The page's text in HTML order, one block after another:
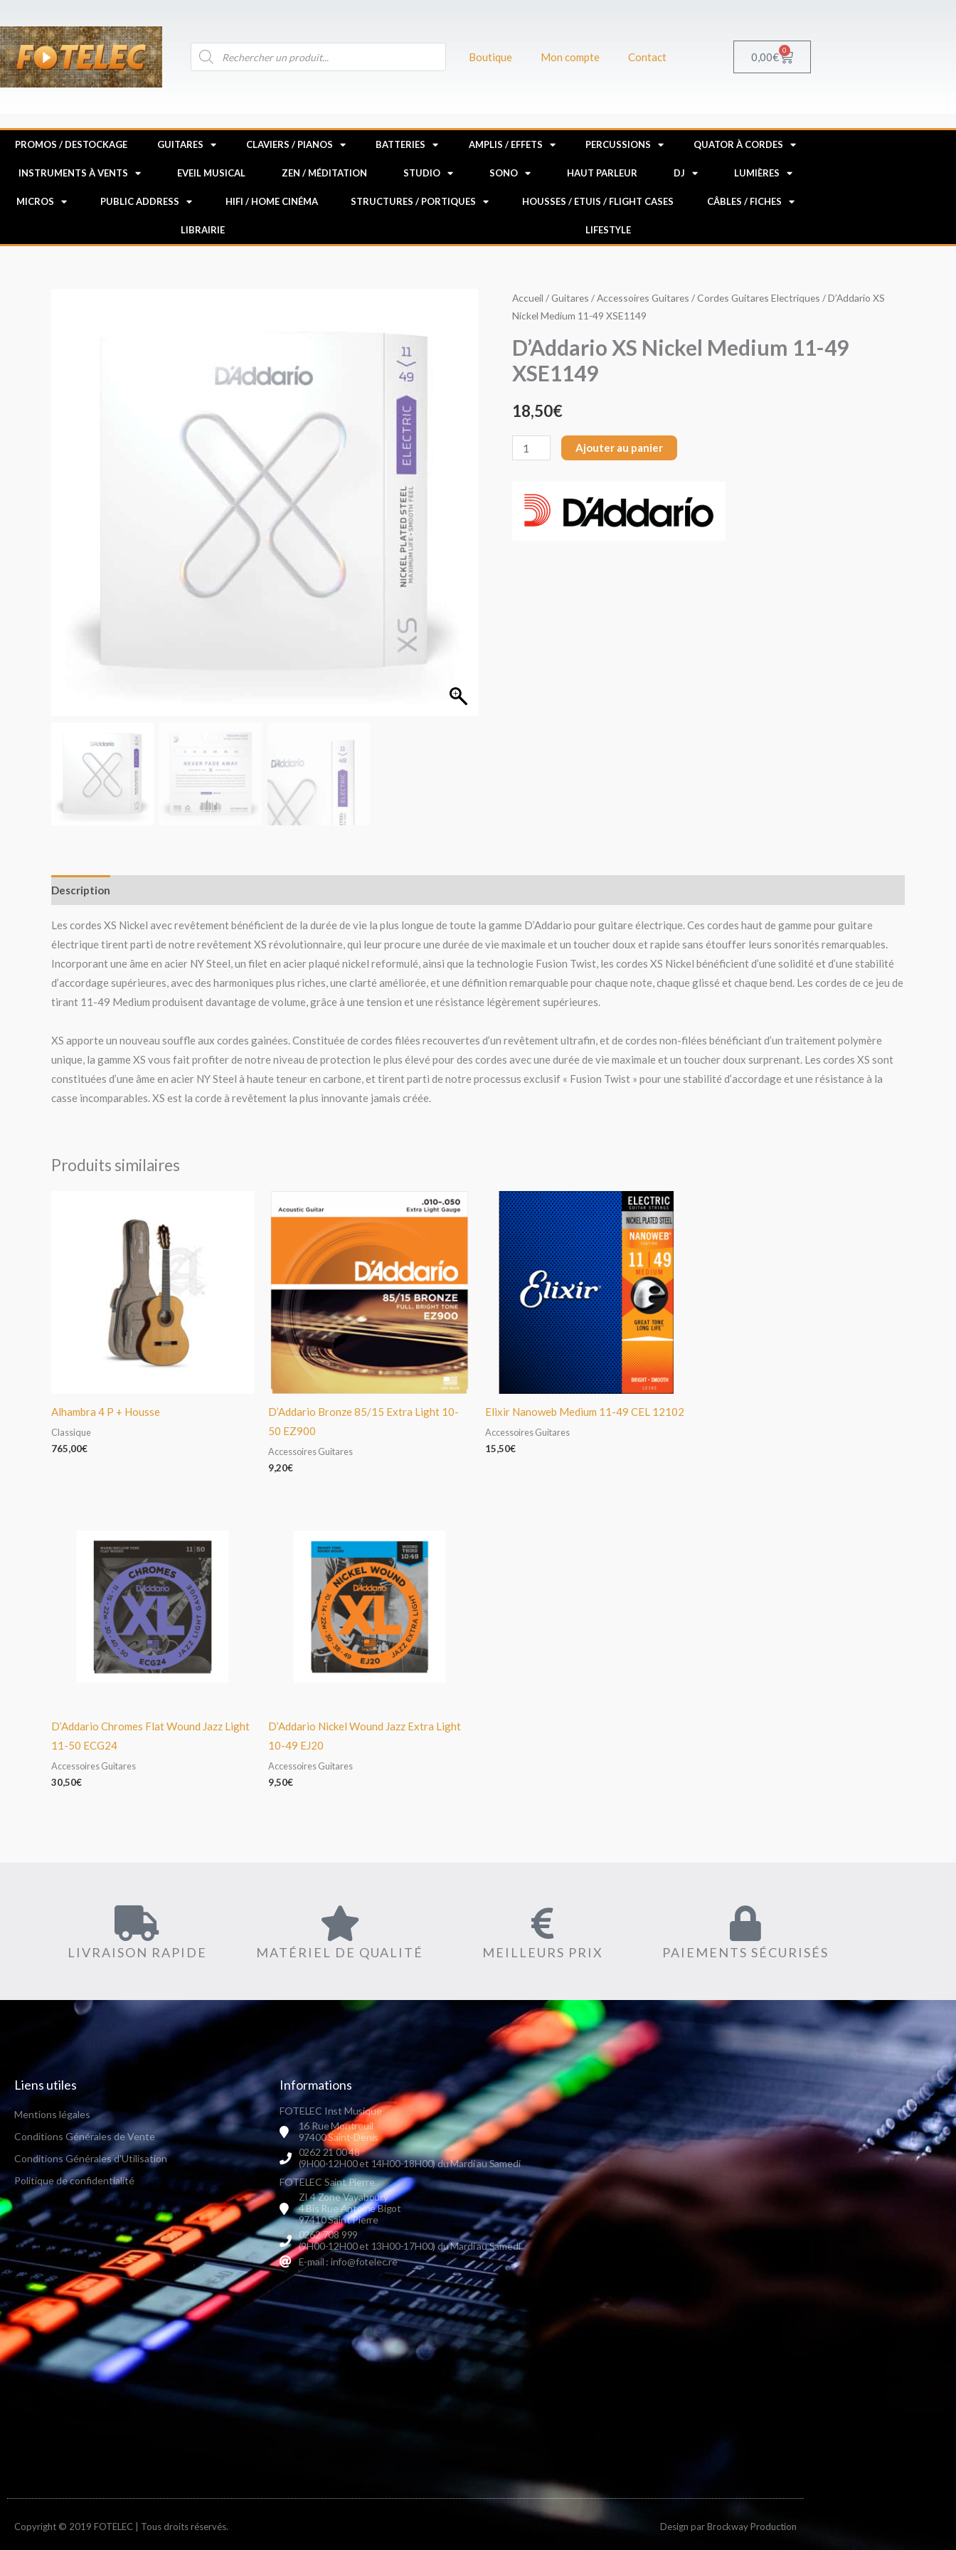
au
contenu
Recherche
de
produits
Boutique Mon compte Contact 0,00€
0
Panier
PROMOS / DESTOCKAGE GUITARES CLAVIERS / PIANOS BATTERIES AMPLIS / EFFETS PERCUSSIONS QUATOR À CORDES
INSTRUMENTS À VENTS EVEIL MUSICAL ZEN / MÉDITATION STUDIO SONO HAUT PARLEUR DJ LUMIÈRES
MICROS PUBLIC ADDRESS HIFI / HOME CINÉMA STRUCTURES / PORTIQUES HOUSSES / ETUIS / FLIGHT CASES CÂBLES / FICHES
LIBRAIRIE LIFESTYLE
Accueil /Guitares /Accessoires Guitares /Cordes Guitares Electriques / D’Addario XS
Nickel Medium 11-49 XSE1149
D’Addario XS Nickel Medium 11-49
XSE1149
18,50€
quantité
de
D'Addario
XS
Nickel
11-
XSE1149
Ajouter au panier
Description
Les cordes XS Nickel avec revêtement bénéficient de la durée de vie la plus longue de toute la gamme D’Addario pour guitare électrique. Ces cordes haut de gamme pour guitare
électrique tirent parti de notre revêtement XS révolutionnaire, qui leur procure une durée de vie maximale et un toucher doux et rapide sans étouffer leurs sonorités remarquables.
Incorporant une âme en acier NY Steel, un filet en acier plaqué nickel reformulé, ainsi que la technologie Fusion Twist, les cordes XS Nickel bénéficient d’une solidité et d’une stabilité
d’accordage supérieures, avec des harmoniques plus riches, une clarté améliorée, et une définition remarquable pour chaque note, chaque glissé et chaque bend. Les cordes de ce jeu de
tirant 11-49 Medium produisent davantage de volume, grâce à une tension et une résistance légèrement supérieures.
XS apporte un nouveau souffle aux cordes gainées. Constituée de cordes filées recouvertes d’un revêtement ultrafin, et de cordes non-filées bénéficiant d’un traitement polymère
unique, la gamme XS vous fait profiter de notre niveau de protection le plus élevé pour des cordes avec une durée de vie maximale et un toucher doux surprenant. Les cordes XS sont
constituées d’une âme en acier NY Steel à haute teneur en carbone, et tirent parti de notre processus exclusif « Fusion Twist » pour une stabilité d’accordage et une résistance à la
casse incomparables. XS est la corde à revêtement la plus innovante jamais créée.
Produits similaires
Alhambra 4 P + Housse
Classique
765,00€
D’Addario Bronze 85/15 Extra Light 10-
50 EZ900
Accessoires Guitares
9,20€
Elixir Nanoweb Medium 11-49 CEL 12102
Accessoires Guitares
15,50€
D’Addario Chromes Flat Wound Jazz Light
11-50 ECG24
Accessoires Guitares
30,50€
D’Addario Nickel Wound Jazz Extra Light
10-49 EJ20
Accessoires Guitares
9,50€
LIVRAISON RAPIDE MATÉRIEL DE QUALITÉ MEILLEURS PRIX PAIEMENTS SÉCURISÉS
Liens utiles
Mentions légales
Conditions Générales de Vente
Conditions Générales d'Utilisation
Politique de confidentialité
Informations
FOTELEC Inst Musique
16 Rue Montreuil
97400 Saint-Denis
0262 21 00 48
(9H00-12H00 et 14H00-18H00) du Mardi au Samedi
FOTELEC Saint Pierre
ZI 4 Zone Vayaboury
4 Bis Rue Antoine Bigot
97410 Saint Pierre
0262 708 999
(9H00-12H00 et 13H00-17H00) du Mardi au Samedi
E-mail : info@fotelec.re
Copyright © 2019 FOTELEC | Tous droits réservés. Design parBrockway Production